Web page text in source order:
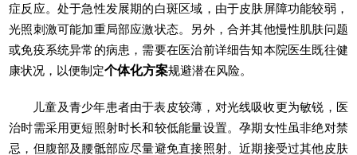
症反应。处于急性发展期的白斑区域，由于皮肤屏障功能较弱，
光照刺激可能加重局部应激状态。另外，合并其他慢性肌肤问题
或免疫系统异常的病患，需要在医治前详细告知本院医生既往健
康状况，以便制定个体化方案规避潜在风险。
儿童及青少年患者由于表皮较薄，对光线吸收更为敏锐，医
治时需采用更短照射时长和较低能量设置。孕期女性虽非绝对禁
忌，但腹部及腰骶部应尽量避免直接照射。近期接受过其他皮肤